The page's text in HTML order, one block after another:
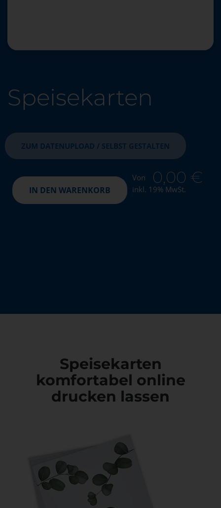
Speisekarten
ZUM DATENUPLOAD / SELBST GESTALTEN
IN DEN WARENKORB
Von 0,00 €
inkl. 19% MwSt.
Speisekarten
komfortabel online
drucken lassen